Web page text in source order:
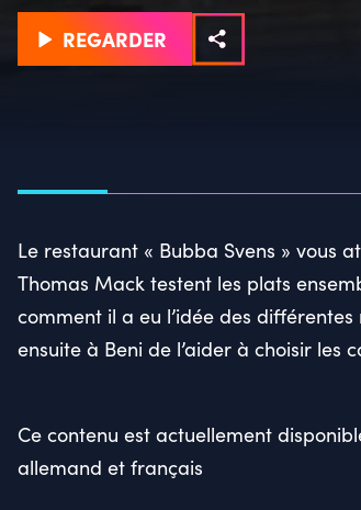
REGARDER
Le restaurant « Bubba Svens » vous
Thomas Mack testent les plats
comment il a eu l’idée des
ensuite à Beni de l’aider à choisir les
Ce contenu est actuellement
allemand et français